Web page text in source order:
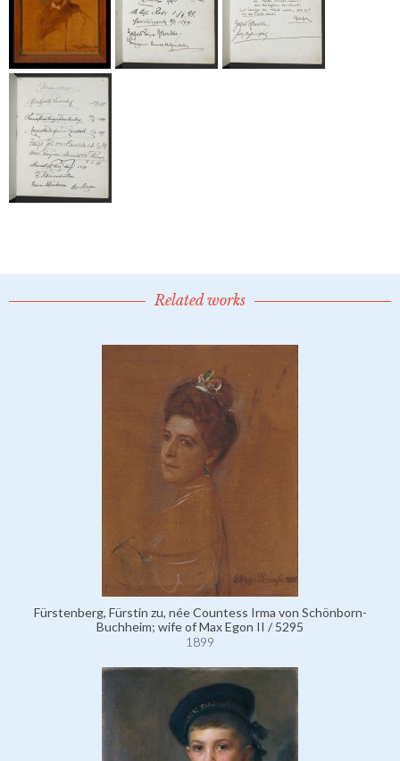
Related works
Fürstenberg, Fürstin zu, née Countess Irma von Schönborn-
Buchheim; wife of Max Egon II / 5295
1899